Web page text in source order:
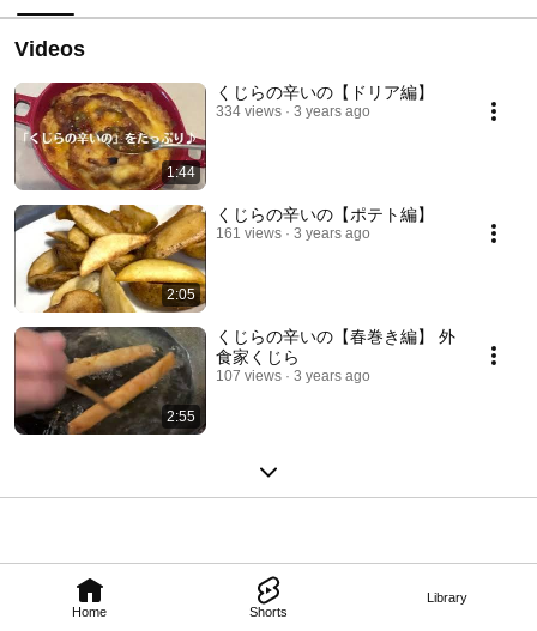
Home Shorts
Library
Videos
1:44
くじらの辛いの【ドリア編】
334 views 3 years ago
2:05
くじらの辛いの【ポテト編】
161 views 3 years ago
2:55
くじらの辛いの【春巻き編】 外
食家くじら
107 views 3 years ago